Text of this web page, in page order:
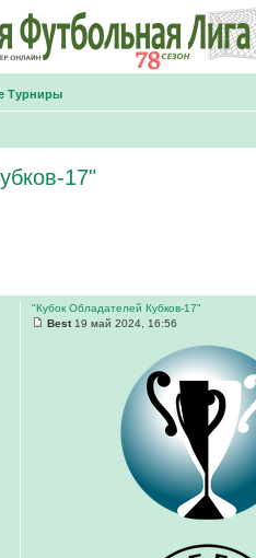
Турниры
17"
"Кубок Обладателей Кубков-17"
Best19 май 2024, 16:56